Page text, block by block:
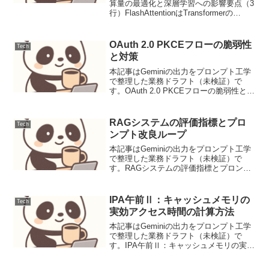
算量の最適化と深層学習への影響要点（3
行）FlashAttentionはTransformerの
Tech
OAuth 2.0 PKCEフローの脆弱性
と対策
本記事はGeminiの出力をプロンプト工学
で整理した業務ドラフト（未検証）で
す。OAuth 2.0 PKCEフローの脆弱性と対
Tech
RAGシステムの評価指標とプロ
ンプト改良ループ
本記事はGeminiの出力をプロンプト工学
で整理した業務ドラフト（未検証）で
す。RAGシステムの評価指標とプロンプ
照することでLLMの...
Tech
IPA午前Ⅱ：キャッシュメモリの
実効アクセス時間の計算方法
本記事はGeminiの出力をプロンプト工学
で整理した業務ドラフト（未検証）で
す。IPA午前Ⅱ：キャッシュメモリの実効